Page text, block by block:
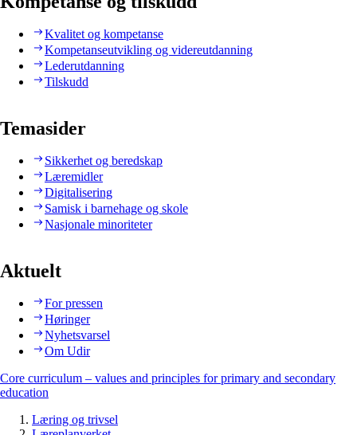
Kvalitet og kompetanse
Kompetanseutvikling og videreutdanning
Lederutdanning
Tilskudd
Temasider
Sikkerhet og beredskap
Læremidler
Digitalisering
Samisk i barnehage og skole
Nasjonale minoriteter
Aktuelt
For pressen
Høringer
Nyhetsvarsel
Om Udir
Core curriculum – values and principles for primary and secondary
education
Læring og trivsel